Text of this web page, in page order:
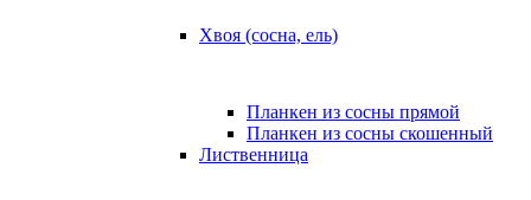
Хвоя (сосна, ель)
Планкен из сосны прямой
Планкен из сосны скошенный
Лиственница